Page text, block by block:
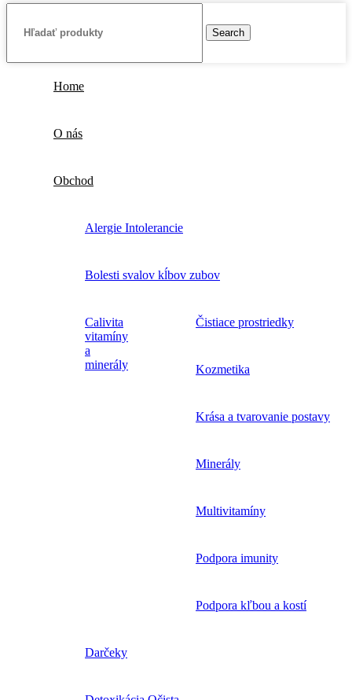
Search
Home
O nás
Obchod
Alergie Intolerancie
Bolesti svalov kĺbov zubov
Calivita
vitamíny
a
minerály
Čistiace prostriedky
Kozmetika
Krása a tvarovanie postavy
Minerály
Multivitamíny
Podpora imunity
Podpora kľbou a kostí
Darčeky